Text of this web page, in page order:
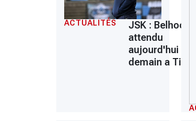
ACTUALITÉS
JSK : Belhocine
attendu
aujourd'hui ou
demain a Tizi